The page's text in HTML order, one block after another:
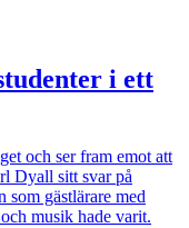
i ett
och ser fram emot att
Dyall sitt svar på
som gästlärare med
musik hade varit.